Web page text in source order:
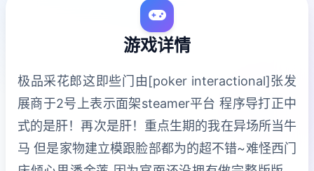
游戏详情
极品采花郎这即些门由[poker interactional]张发
展商于2号上表示面架steamer平台 程序导打正中
式的是肝！再次是肝！重点生期的我在异场所当牛
马 但是家物建立模跟脸部都为的超不错~难怪西门